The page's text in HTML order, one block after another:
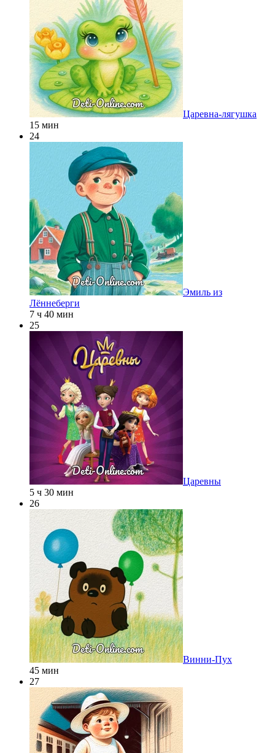
Царевна-лягушка
15 мин
24
Эмиль из
Лённеберги
7 ч 40 мин
25
Царевны
5 ч 30 мин
26
Винни-Пух
45 мин
27